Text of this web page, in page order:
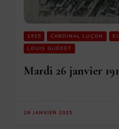
1915 CARDINAL LUÇON
LOUIS GUÉDET
Mardi 26 janvier
26 JANVIER 2015